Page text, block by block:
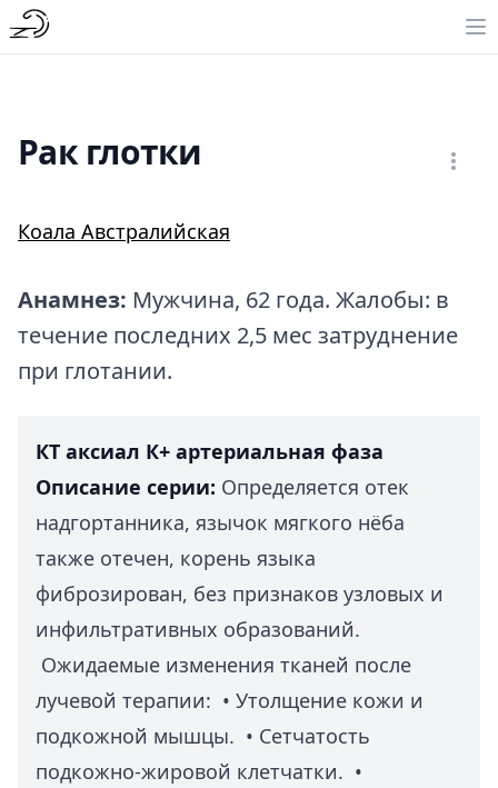
Рак глотки
Коала Австралийская
Анамнез: Мужчина, 62 года. Жалобы: в
течение последних 2,5 мес затруднение
при глотании.
КТ аксиал К+ артериальная фаза
Описание серии: Определяется отек
надгортанника, язычок мягкого нёба
также отечен, корень языка
фиброзирован, без признаков узловых и
инфильтративных образований.
Ожидаемые изменения тканей после
лучевой терапии: • Утолщение кожи и
подкожной мышцы. • Сетчатость
подкожно-жировой клетчатки. •